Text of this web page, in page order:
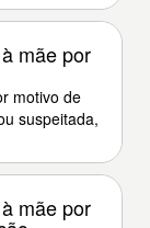
mãe por
motivo de
suspeitada,
mãe por